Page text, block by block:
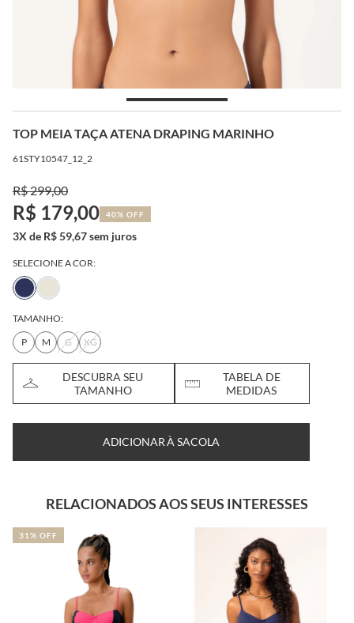
TOP MEIA TAÇA ATENA DRAPING MARINHO
61STY10547_12_2
R$ 299,00
R$ 179,00 40% OFF
3X de R$ 59,67 sem juros
SELECIONE A COR:
TAMANHO:
P
M G XG
DESCUBRA SEU
TAMANHO
TABELA DE
MEDIDAS
ADICIONAR À SACOLA
RELACIONADOS AOS SEUS INTERESSES
31% OFF